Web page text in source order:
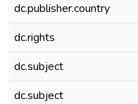
dc.publisher.country
dc.rights
dc.subject
dc.subject